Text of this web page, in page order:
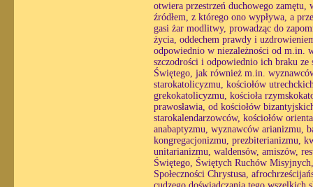
otwiera przestrzeń duchowego zamętu,
źródłem, z którego ono wypływa, a
gasi żar modlitwy, prowadząc do
życia, oddechem prawdy i
odpowiednio w niezależności od m.in.
szczodrości i odpowiednio ich braku ze
Świętego, jak również m.in.
starokatolicyzmu, kościołów
grekokatolicyzmu, kościoła
prawosławia, od kościołów
starokalendarzowców, kościołów
anabaptyzmu, wyznawców arianizmu,
kongregacjonizmu, prezbiterianizmu,
unitarianizmu, waldensów, amiszów,
Świętego, Świętych Ruchów
Społeczności Chrystusa,